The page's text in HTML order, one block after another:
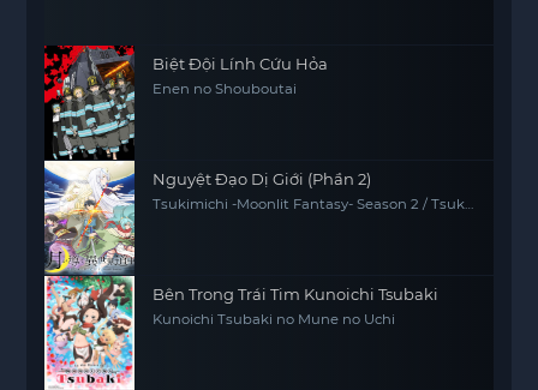
Biệt Đội Lính Cứu Hỏa
Enen no Shouboutai
Nguyệt Đạo Dị Giới (Phần 2)
Tsukimichi -Moonlit Fantasy- Season 2 / Tsuki
Bên Trong Trái Tim Kunoichi Tsubaki
Kunoichi Tsubaki no Mune no Uchi